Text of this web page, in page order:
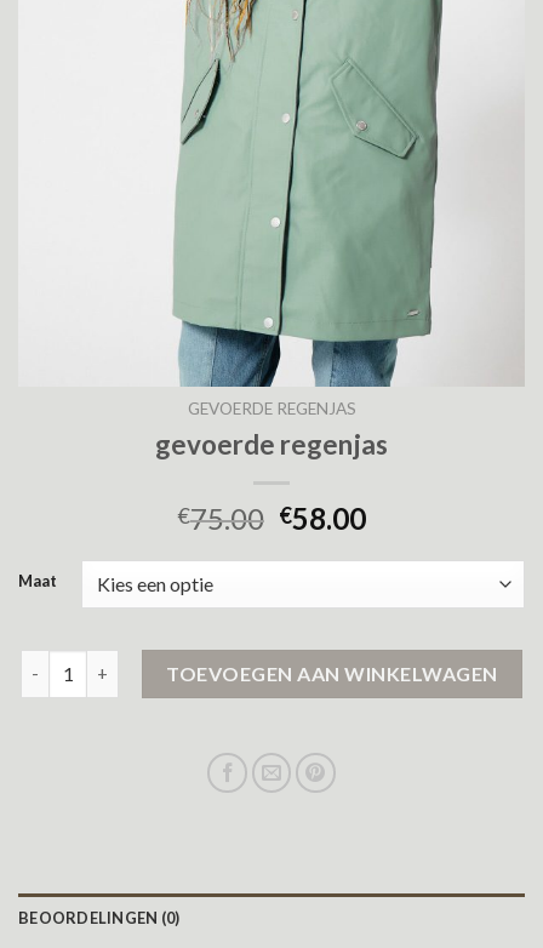
GEVOERDE REGENJAS
gevoerde regenjas
€75.00 €58.00
Maat
TOEVOEGEN AAN WINKELWAGEN
BEOORDELINGEN (0)